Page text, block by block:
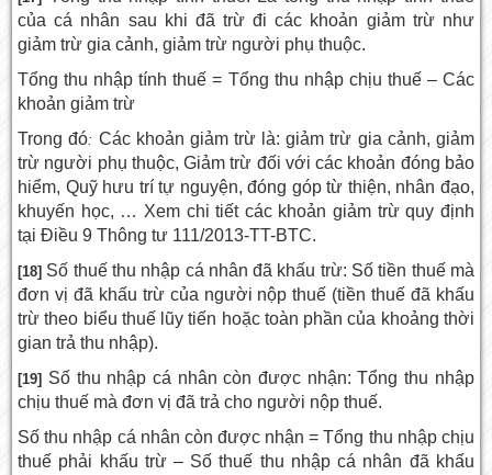
của cá nhân sau khi đã trừ đi các khoản giảm trừ như
giảm trừ gia cảnh, giảm trừ người phụ thuộc.
Tổng thu nhập tính thuế = Tổng thu nhập chịu thuế – Các
khoản giảm trừ
Trong đó: Các khoản giảm trừ là: giảm trừ gia cảnh, giảm
trừ người phụ thuộc, Giảm trừ đối với các khoản đóng bảo
hiểm, Quỹ hưu trí tự nguyện, đóng góp từ thiện, nhân đạo,
khuyến học, … Xem chi tiết các khoản giảm trừ quy định
tại Điều 9 Thông tư 111/2013-TT-BTC.
[18] Số thuế thu nhập cá nhân đã khấu trừ: Số tiền thuế mà
đơn vị đã khấu trừ của người nộp thuế (tiền thuế đã khấu
trừ theo biểu thuế lũy tiến hoặc toàn phần của khoảng thời
gian trả thu nhập).
[19] Số thu nhập cá nhân còn được nhận: Tổng thu nhập
chịu thuế mà đơn vị đã trả cho người nộp thuế.
Số thu nhập cá nhân còn được nhận = Tổng thu nhập chịu
thuế phải khấu trừ – Số thuế thu nhập cá nhân đã khấu